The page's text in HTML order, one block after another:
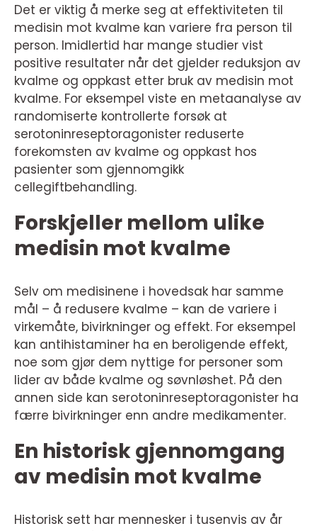
Det er viktig å merke seg at effektiviteten til
medisin mot kvalme kan variere fra person til
person. Imidlertid har mange studier vist
positive resultater når det gjelder reduksjon av
kvalme og oppkast etter bruk av medisin mot
kvalme. For eksempel viste en metaanalyse av
randomiserte kontrollerte forsøk at
serotoninreseptoragonister reduserte
forekomsten av kvalme og oppkast hos
pasienter som gjennomgikk
cellegiftbehandling.
Forskjeller mellom ulike
medisin mot kvalme
Selv om medisinene i hovedsak har samme
mål – å redusere kvalme – kan de variere i
virkemåte, bivirkninger og effekt. For eksempel
kan antihistaminer ha en beroligende effekt,
noe som gjør dem nyttige for personer som
lider av både kvalme og søvnløshet. På den
annen side kan serotoninreseptoragonister ha
færre bivirkninger enn andre medikamenter.
En historisk gjennomgang
av medisin mot kvalme
Historisk sett har mennesker i tusenvis av år